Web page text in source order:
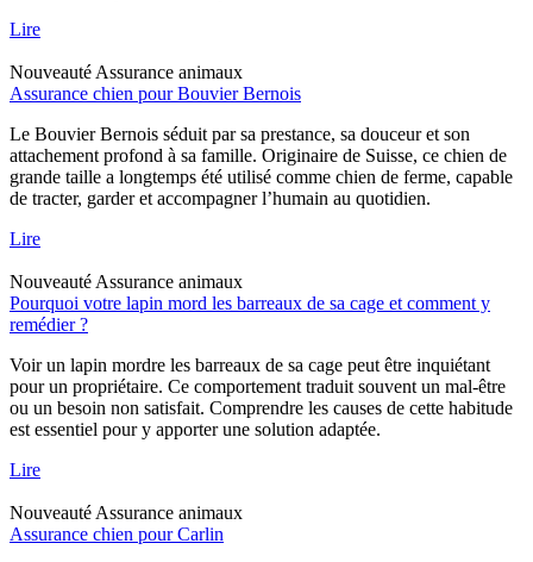
Lire
Nouveauté Assurance animaux
Assurance chien pour Bouvier Bernois
Le Bouvier Bernois séduit par sa prestance, sa douceur et son
attachement profond à sa famille. Originaire de Suisse, ce chien de
grande taille a longtemps été utilisé comme chien de ferme, capable
de tracter, garder et accompagner l’humain au quotidien.
Lire
Nouveauté Assurance animaux
Pourquoi votre lapin mord les barreaux de sa cage et comment y
remédier ?
Voir un lapin mordre les barreaux de sa cage peut être inquiétant
pour un propriétaire. Ce comportement traduit souvent un mal-être
ou un besoin non satisfait. Comprendre les causes de cette habitude
est essentiel pour y apporter une solution adaptée.
Lire
Nouveauté Assurance animaux
Assurance chien pour Carlin